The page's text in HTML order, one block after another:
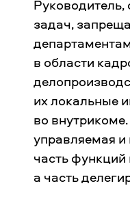
задач,
в области
их локальные
во
управляемая и
часть
а часть